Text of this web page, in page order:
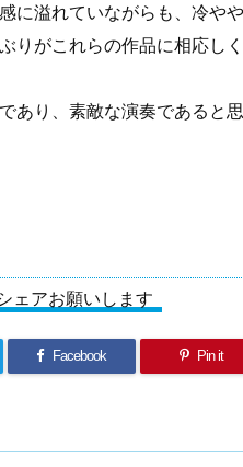
に溢れていながらも、冷や
りがこれらの作品に相応し
あり、素敵な演奏であると思
ェアお願いします
Facebook Pin it